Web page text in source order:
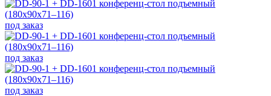
под заказ
под заказ
под заказ